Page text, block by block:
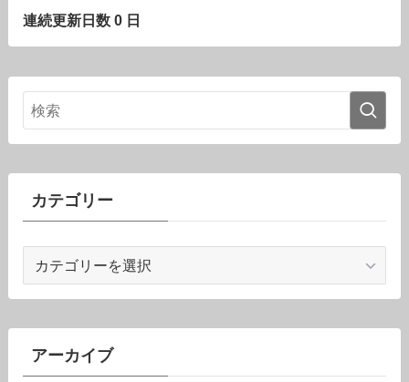
連続更新日数 0 日
カテゴリー
ゴ
ーアーカイブ